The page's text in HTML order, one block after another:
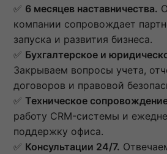
✅ 6 месяцев наставничества.
компании сопровождает
запуска и развития бизнеса.
✅ Бухгалтерское и
Закрываем вопросы учета,
договоров и правовой
✅ Техническое
работу CRM-системы и
поддержку офиса.
✅ Консультации 24/7.